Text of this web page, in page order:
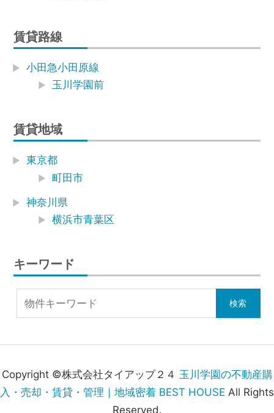
賃貸路線
小田急小田原線
玉川学園前
賃貸地域
東京都
町田市
神奈川県
横浜市青葉区
キーワード
Copyright ©株式会社タイアップ２４ 玉川学園の不動産購
入・売却・賃貸・管理｜地域密着 BEST HOUSE All Rights
Reserved.